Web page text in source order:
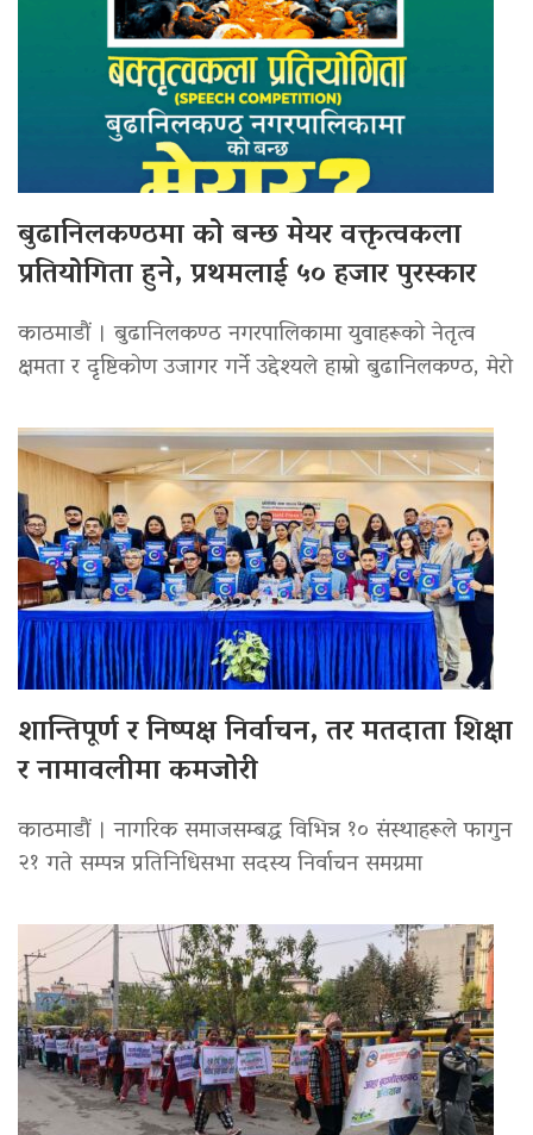
बुढानिलकण्ठमा को बन्छ मेयर वक्तृत्वकला
प्रतियोगिता हुने, प्रथमलाई ५० हजार पुरस्कार
काठमाडौं । बुढानिलकण्ठ नगरपालिकामा युवाहरूको नेतृत्व
क्षमता र दृष्टिकोण उजागर गर्ने उद्देश्यले हाम्रो बुढानिलकण्ठ, मेरो
शान्तिपूर्ण र निष्पक्ष निर्वाचन, तर मतदाता शिक्षा
र नामावलीमा कमजोरी
काठमाडौं । नागरिक समाजसम्बद्ध विभिन्न १० संस्थाहरूले फागुन
२१ गते सम्पन्न प्रतिनिधिसभा सदस्य निर्वाचन समग्रमा